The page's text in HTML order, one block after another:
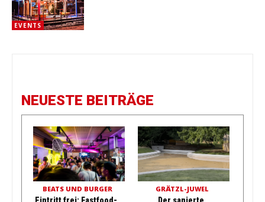
EVENTS
NEUESTE BEITRÄGE
BEATS UND BURGER
Eintritt frei: Fastfood-
GRÄTZL-JUWEL
Der sanierte